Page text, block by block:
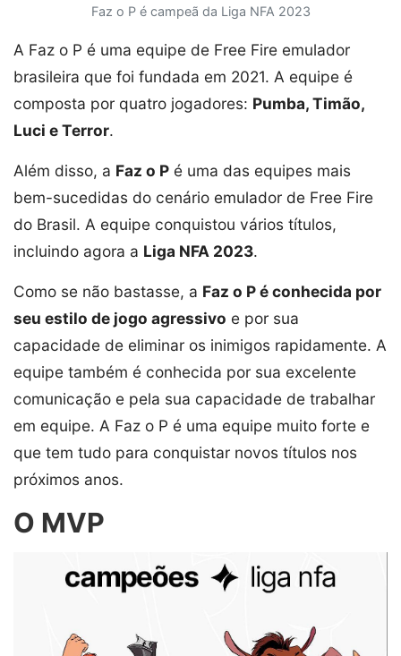
Faz o P é campeã da Liga NFA 2023
A Faz o P é uma equipe de Free Fire emulador
brasileira que foi fundada em 2021. A equipe é
composta por quatro jogadores: Pumba, Timão,
Luci e Terror.
Além disso, a Faz o P é uma das equipes mais
bem-sucedidas do cenário emulador de Free Fire
do Brasil. A equipe conquistou vários títulos,
incluindo agora a Liga NFA 2023.
Como se não bastasse, a Faz o P é conhecida por
seu estilo de jogo agressivo e por sua
capacidade de eliminar os inimigos rapidamente. A
equipe também é conhecida por sua excelente
comunicação e pela sua capacidade de trabalhar
em equipe. A Faz o P é uma equipe muito forte e
que tem tudo para conquistar novos títulos nos
próximos anos.
O MVP